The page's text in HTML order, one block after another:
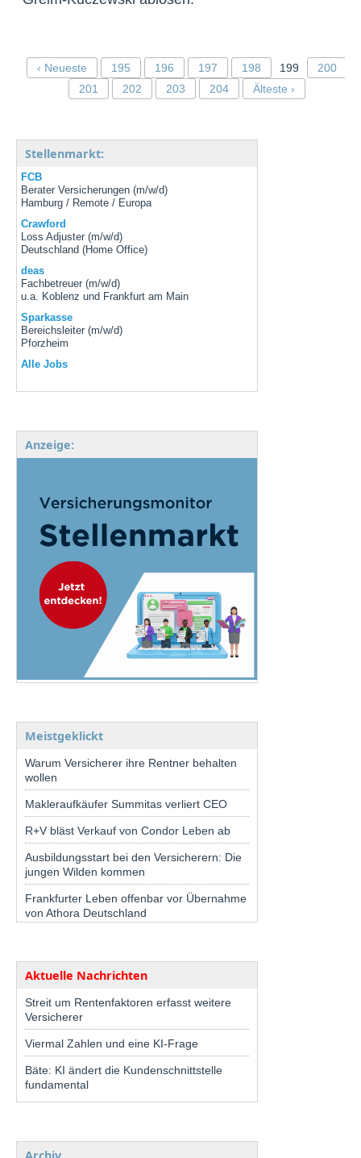
‹ Neueste 195 196 197 198 199
200
201
202 203 204 Älteste ›
Stellenmarkt:
FCB
Berater Versicherungen (m/w/d)
Hamburg / Remote / Europa
Crawford
Loss Adjuster (m/w/d)
Deutschland (Home Office)
deas
Fachbetreuer (m/w/d)
u.a. Koblenz und Frankfurt am Main
Sparkasse
Bereichsleiter (m/w/d)
Pforzheim
Alle Jobs
Anzeige:
Meistgeklickt
Warum Versicherer ihre Rentner behalten
wollen
Makleraufkäufer Summitas verliert CEO
R+V bläst Verkauf von Condor Leben ab
Ausbildungsstart bei den Versicherern: Die
jungen Wilden kommen
Frankfurter Leben offenbar vor Übernahme
von Athora Deutschland
Aktuelle Nachrichten
Streit um Rentenfaktoren erfasst weitere
Versicherer
Viermal Zahlen und eine KI-Frage
Bäte: KI ändert die Kundenschnittstelle
fundamental
Archiv